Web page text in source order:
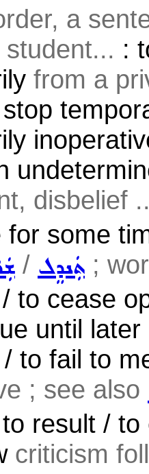
a
:
from a
disbelief
for some
/ ܬܲܢܕܸܠ ;
to cease
until
to fail to
; see also
result /
criticism